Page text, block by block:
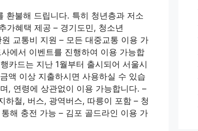
불해 드립니다. 특히 청년층과 저소
가혜택 제공 – 경기도민, 청소년
교통비 지원 – 모든 대중교통 이용 가
에서 이벤트를 진행하여 이용 가능합
카드는 지난 1월부터 출시되어 서울시
액 이상 지출하시면 사용하실 수 있습
, 연령에 상관없이 이용 가능합니다. –
철, 버스, 광역버스, 따릉이 포함 – 청
해 충전 가능 – 김포 골드라인 이용 가